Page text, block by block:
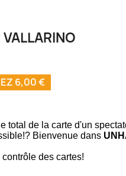
6,00 €
total de la carte d'un
Bienvenue dans
des cartes!